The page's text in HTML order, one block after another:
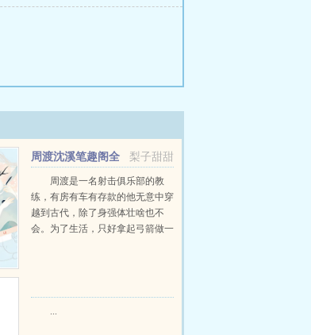
梨子甜甜
周渡沈溪笔趣阁全
文免费阅读
周渡是一名射击俱乐部的教
练，有房有车有存款的他无意中穿
越到古代，除了身强体壮啥也不
会。为了生活，只好拿起弓箭做一
...